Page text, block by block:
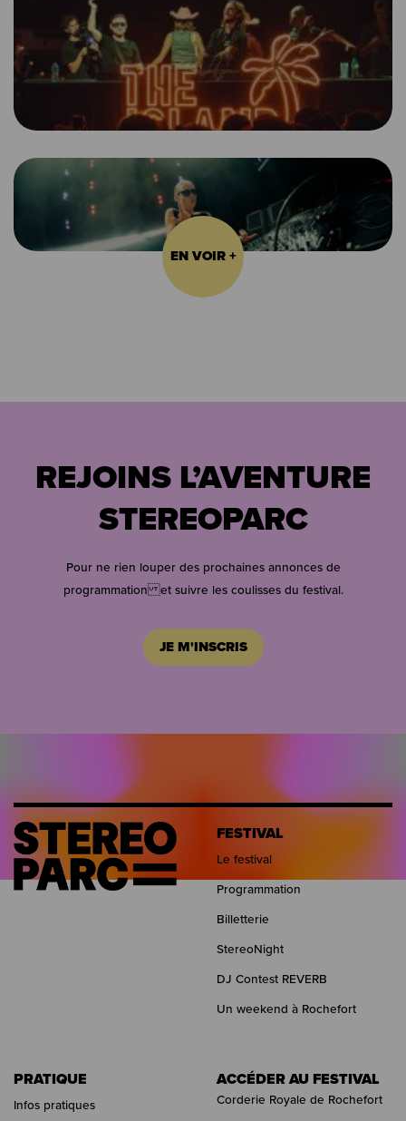
EN VOIR +
REJOINS L’AVENTURE
STEREOPARC
Pour ne rien louper des prochaines annonces de
programmation et suivre les coulisses du festival.
JE M'INSCRIS
FESTIVAL
Le festival
Programmation
Billetterie
StereoNight
DJ Contest REVERB
Un weekend à Rochefort
PRATIQUE
Infos pratiques
ACCÉDER AU FESTIVAL
Corderie Royale de Rochefort